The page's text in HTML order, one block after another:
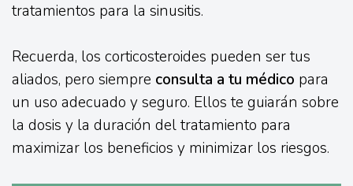
tratamientos para la sinusitis.
Recuerda, los corticosteroides pueden ser tus
aliados, pero siempre consulta a tu médico para
un uso adecuado y seguro. Ellos te guiarán sobre
la dosis y la duración del tratamiento para
maximizar los beneficios y minimizar los riesgos.